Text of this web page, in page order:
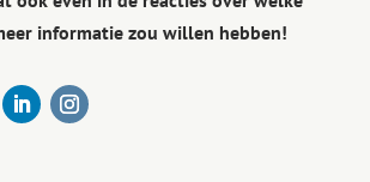
informatie zou willen hebben!